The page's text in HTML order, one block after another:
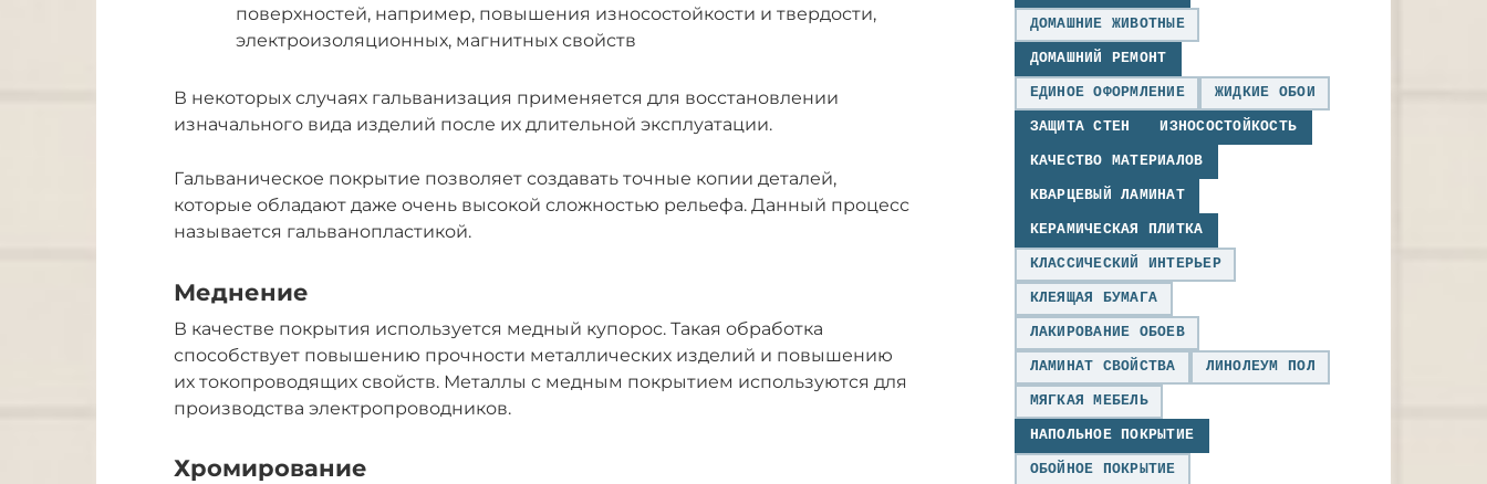
поверхностей, например, повышения износостойкости и твердости,
электроизоляционных, магнитных свойств
В некоторых случаях гальванизация применяется для восстановлении
изначального вида изделий после их длительной эксплуатации.
Гальваническое покрытие позволяет создавать точные копии деталей,
которые обладают даже очень высокой сложностью рельефа. Данный процесс
называется гальванопластикой.
Меднение
В качестве покрытия используется медный купорос. Такая обработка
способствует повышению прочности металлических изделий и повышению
их токопроводящих свойств. Металлы с медным покрытием используются для
производства электропроводников.
Хромирование
ДОМАШНИЕ ЖИВОТНЫЕ
ДОМАШНИЙ РЕМОНТ
ЕДИНОЕ ОФОРМЛЕНИЕ ЖИДКИЕ ОБОИ
ЗАЩИТА СТЕН ИЗНОСОСТОЙКОСТЬ
КАЧЕСТВО МАТЕРИАЛОВ
КВАРЦЕВЫЙ ЛАМИНАТ
КЕРАМИЧЕСКАЯ ПЛИТКА
КЛАССИЧЕСКИЙ ИНТЕРЬЕР
КЛЕЯЩАЯ БУМАГА
ЛАКИРОВАНИЕ ОБОЕВ
ЛАМИНАТ СВОЙСТВА ЛИНОЛЕУМ ПОЛ
МЯГКАЯ МЕБЕЛЬ
НАПОЛЬНОЕ ПОКРЫТИЕ
ОБОЙНОЕ ПОКРЫТИЕ